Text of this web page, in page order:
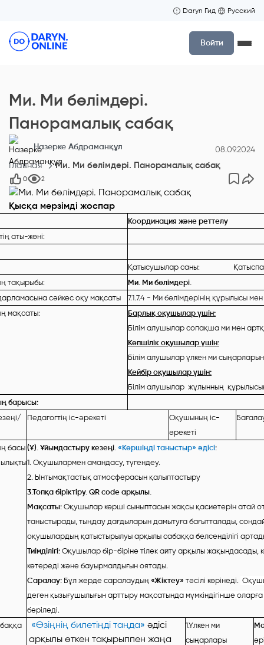
Daryn Гид Русский
Войти
Ми. Ми бөлімдері.
Панорамалық сабақ
Назерке Абдраманқұл 08.09.2024
Главная Ми. Ми бөлімдері. Панорамалық сабақ
0 2
Қысқа мерзімді жоспар
Координация және реттелу
аты-жөні:
Қатысушылар саны:
тақырыбы:
Ми. Ми бөлімдері.
сәйкес оқу мақсаты
7.1.7.4 - Ми бөлімдерінің құрылысы
мақсаты:
Барлық оқушылар үшін:
Білім алушылар сопақша ми мен
Көпшілік оқушылар үшін:
Білім алушылар үлкен ми
Кейбір оқушылар үшін:
Білім алушылар жұлынның
барысы:
Педагогтің іс-әрекеті
Оқушының іс-
әрекеті
басы (Ұ). Ұйымдастыру кезеңі. «Көршіңді таныстыр» әдісі:
1. Оқушылармен амандасу, түгендеу.
2. Ынтымақтастық атмосферасын қалыптастыру
3.Топқа біріктіру. QR code арқылы.
Мақсаты: Оқушылар көрші сыныптасын жақсы қасиетерін атай
таныстырады, тыңдау дағдыларын дамытуға бағытталады,
оқушылардың қатыстырылуы арқылы сабаққа белсенділігі
Тиімділігі: Оқушылар бір-біріне тілек айту арқылы жақындасады,
көтереді және бауырмалдығын оятады.
Саралау: Бұл жерде саралаудың «Жіктеу» тәсілі көрінеді.
деген қызығушылығын арттыру мақсатында мүмкіндігінше оларға
беріледі.
«Өзіңнің билетіңді таңда» әдісі
арқылы өткен тақырыппен жаңа
1.Үлкен ми
сыңарлары